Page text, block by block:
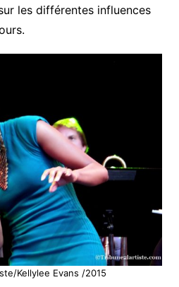
les différentes influences
Kellylee Evans /2015